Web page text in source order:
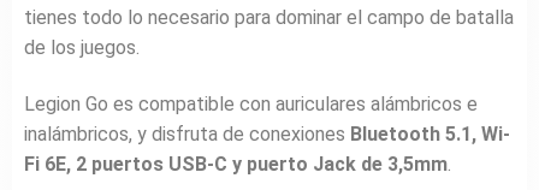
tienes todo lo necesario para dominar el campo de batalla
de los juegos.
Legion Go es compatible con auriculares alámbricos e
inalámbricos, y disfruta de conexiones Bluetooth 5.1, Wi-
Fi 6E, 2 puertos USB-C y puerto Jack de 3,5mm.